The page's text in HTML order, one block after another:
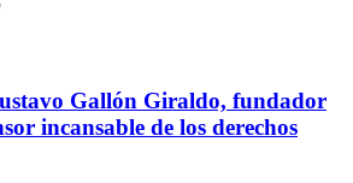
Gallón Giraldo, fundador
incansable de los derechos